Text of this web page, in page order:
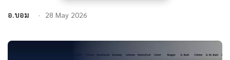
อ.บอม 28 May 2026